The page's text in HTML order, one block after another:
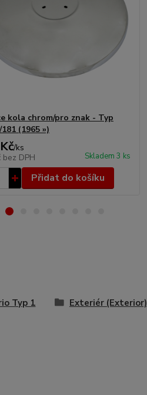
kola chrom/pro znak - Typ
(1965 »)
/ks
bez DPH Skladem 3 ks
Přidat do košíku
Typ 1 Exteriér (Exterior)